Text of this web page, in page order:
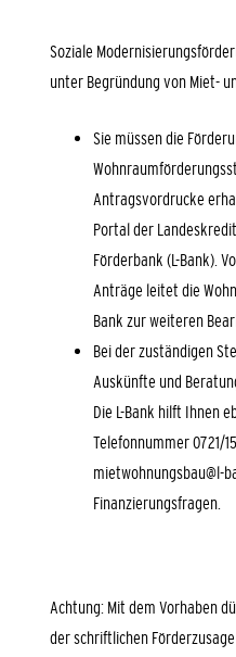
Soziale
unter Begründung von Miet-
Sie müssen die
Antragsvordrucke
Portal der
Förderbank (L-Bank).
Anträge leitet die
Bank zur weiteren
Bei der zuständigen
Auskünfte und
Die L-Bank hilft Ihnen
Telefonnummer 0721/
mietwohnungsbau@l-
Finanzierungsfragen.
Achtung: Mit dem Vorhaben
der schriftlichen